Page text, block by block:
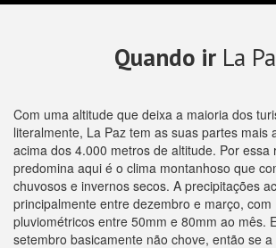
Quando irLa
Com uma altitude que deixa a maioria dos
literalmente, La Paz tem as suas partes mais
acima dos 4.000 metros de altitude. Por essa
predomina aqui é o clima montanhoso que
chuvosos e invernos secos. A precipitações
principalmente entre dezembro e março, com
pluviométricos entre 50mm e 80mm ao mês.
setembro basicamente não chove, então se